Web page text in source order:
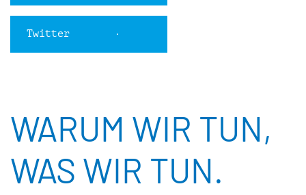
Twitter
WARUM WIR TUN,
WAS WIR TUN.